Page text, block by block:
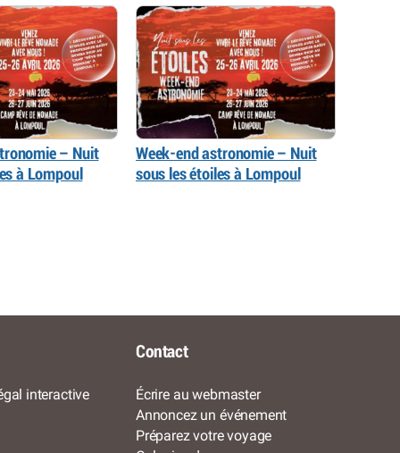
– Nuit
à Lompoul
Week-end astronomie – Nuit
sous les étoiles à Lompoul
interactive
Contact
Écrire au webmaster
Annoncez un événement
Préparez votre voyage